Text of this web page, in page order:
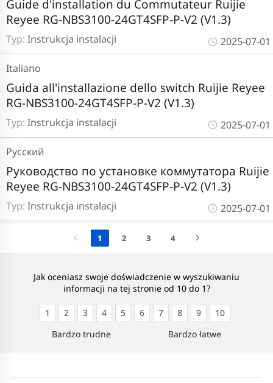
Typ: Instrukcja instalacji
Guide d'installation du Commutateur Ruijie
Reyee RG-NBS3100-24GT4SFP-P-V2 (V1.3)
2025-07-01
Typ: Instrukcja instalacji
Guida all'installazione dello switch Ruijie Reyee
RG-NBS3100-24GT4SFP-P-V2 (V1.3)
Italiano
2025-07-01
Typ: Instrukcja instalacji
Руководство по установке коммутатора Ruijie
Reyee RG-NBS3100-24GT4SFP-P-V2 (V1.3)
Pусский
2025-07-01
1 2 3 4
Jak oceniasz swoje doświadczenie w wyszukiwaniu
informacji na tej stronie od 10 do 1?
Bardzo trudne
1 2 3 4 5 6 7 8 9
10
Bardzo łatwe